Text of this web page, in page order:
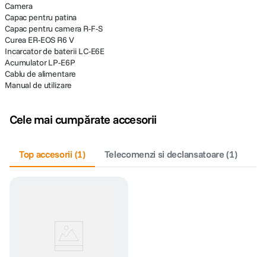
Camera
Capac pentru patina
Capac pentru camera R-F-S
Curea ER-EOS R6 V
Incarcator de baterii LC-E6E
Acumulator LP-E6P
Cablu de alimentare
Manual de utilizare
Cele mai cumpărate accesorii
Top accesorii (1) Telecomenzi si declansatoare (1)